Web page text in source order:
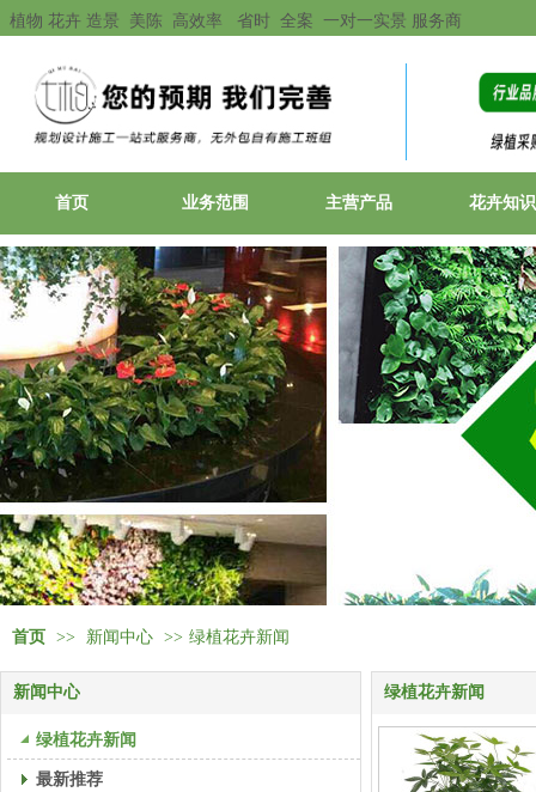
植物 花卉 造景 美陈 高效率 省时 全案 一对一实景 服务商
首页 业务范围 主营产品 花卉知识
首页 >> 新闻中心 >> 绿植花卉新闻
新闻中心
绿植花卉新闻
最新推荐
绿植花卉新闻